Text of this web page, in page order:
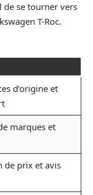
de se tourner vers
T-Roc.
d’origine et
marques et
de prix et avis